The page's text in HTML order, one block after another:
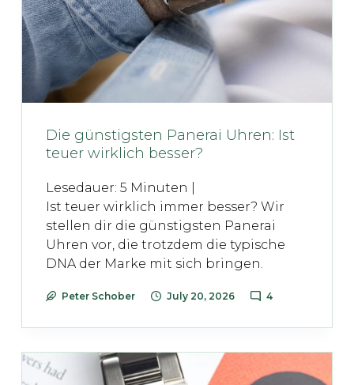
Die günstigsten Panerai Uhren: Ist
teuer wirklich besser?
Lesedauer: 5 Minuten |
Ist teuer wirklich immer besser? Wir
stellen dir die günstigsten Panerai
Uhren vor, die trotzdem die typische
DNA der Marke mit sich bringen.
Peter Schober July 20, 2026 4